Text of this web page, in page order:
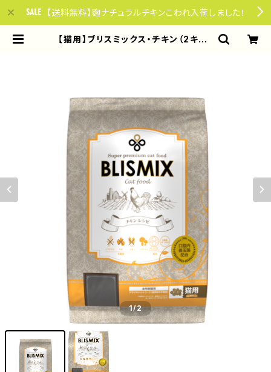
【送料無料】麴ナチュラルチキンこわれ入荷しました！
【猫用】ブリスミックス・チキン（2キロ）
1/2